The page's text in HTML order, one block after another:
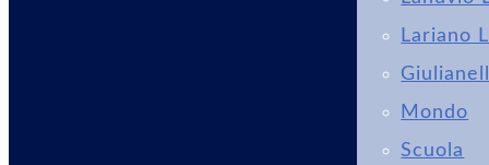
Lariano
Mondo
Scuola